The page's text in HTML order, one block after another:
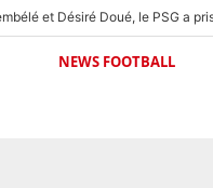
NEWS FOOTBALL